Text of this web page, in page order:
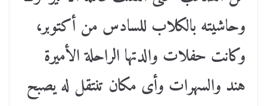
وحاشيته بالكلاب للسادس من أكتوبر،
وكانت حفلات والدتها الراحلة الأميرة
هند والسهرات وأى مكان تنتقل له يصبح